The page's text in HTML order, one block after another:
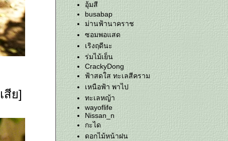
สีย]
อุ้มสี
busabap
ม่านฟ้านาคราช
ซอมพอแสด
เริงฤดีนะ
ร่มไม้เย็น
CrackyDong
ฟ้าสดใส ทะเลสีคราม
เหนือฟ้า พาไป
ทะเลหญ้า
wayoflife
Nissan_n
กะได
ดอกไม้หน้าฝน